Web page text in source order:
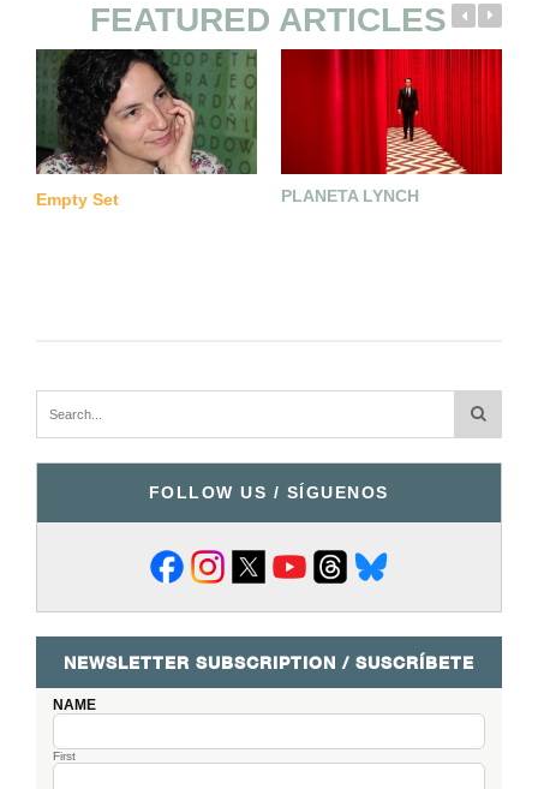
FEATURED ARTICLES
Empty Set PLANETA LYNCH
FOLLOW US / SÍGUENOS
NEWSLETTER SUBSCRIPTION / SUSCRÍBETE
NAME
First